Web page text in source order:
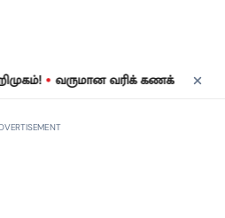
• வருமான வரிக் கணக்குத் தாக்கல்: